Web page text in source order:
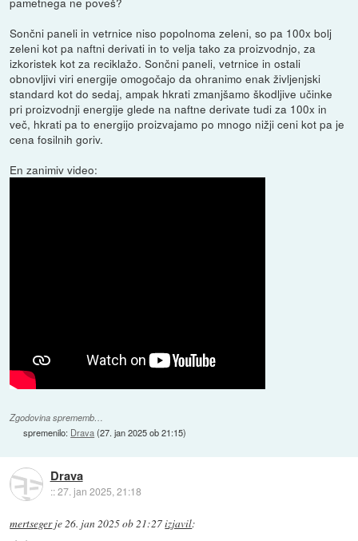
Sončni paneli in vetrnice niso popolnoma zeleni, so pa 100x bolj
zeleni kot pa naftni derivati in to velja tako za proizvodnjo, za
izkoristek kot za reciklažo. Sončni paneli, vetrnice in ostali
obnovljivi viri energije omogočajo da ohranimo enak življenjski
standard kot do sedaj, ampak hkrati zmanjšamo škodljive učinke
pri proizvodnji energije glede na naftne derivate tudi za 100x in
več, hkrati pa to energijo proizvajamo po mnogo nižji ceni kot pa je
cena fosilnih goriv.
En zanimiv video:
Zgodovina sprememb…
spremenilo: Drava(27. jan 2025 ob 21:15)
Drava
::27. jan 2025, 21:18
mertsegerje26. jan 2025 ob 21:27izjavil: